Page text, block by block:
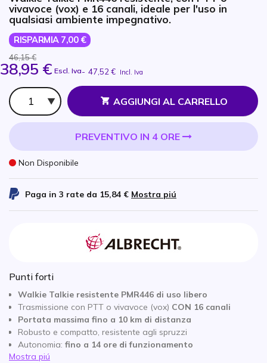
vivavoce (vox) e 16 canali, ideale per l'uso in
qualsiasi ambiente impegnativo.
RISPARMIA 7,00 €
46,15 €
38,95 € Escl. Iva- 47,52 € Incl. Iva
Qtà
AGGIUNGI AL CARRELLO
PREVENTIVO IN 4 ORE
Non Disponibile
Paga in 3 rate da 15,84 € Mostra piú
Punti forti
Walkie Talkie resistente PMR446 di uso libero
Trasmissione con PTT o vivavoce (vox) CON 16 canali
Portata massima fino a 10 km di distanza
Robusto e compatto, resistente agli spruzzi
Autonomia: fino a 14 ore di funzionamento
Programmabile tramite software opzionale
Mostra piú